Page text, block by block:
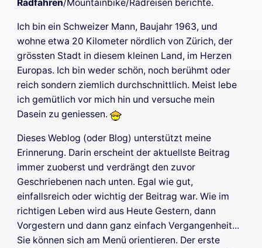
Radfahren/Mountainbike/Radreisen berichte.
Ich bin ein Schweizer Mann, Baujahr 1963, und
wohne etwa 20 Kilometer nördlich von Zürich, der
grössten Stadt in diesem kleinen Land, im Herzen
Europas. Ich bin weder schön, noch berühmt oder
reich sondern ziemlich durchschnittlich. Meist lebe
ich gemütlich vor mich hin und versuche mein
Dasein zu geniessen.
Dieses Weblog (oder Blog) unterstützt meine
Erinnerung. Darin erscheint der aktuellste Beitrag
immer zuoberst und verdrängt den zuvor
Geschriebenen nach unten. Egal wie gut,
einfallsreich oder wichtig der Beitrag war. Wie im
richtigen Leben wird aus Heute Gestern, dann
Vorgestern und dann ganz einfach Vergangenheit...
Sie können sich am Menü orientieren. Der erste